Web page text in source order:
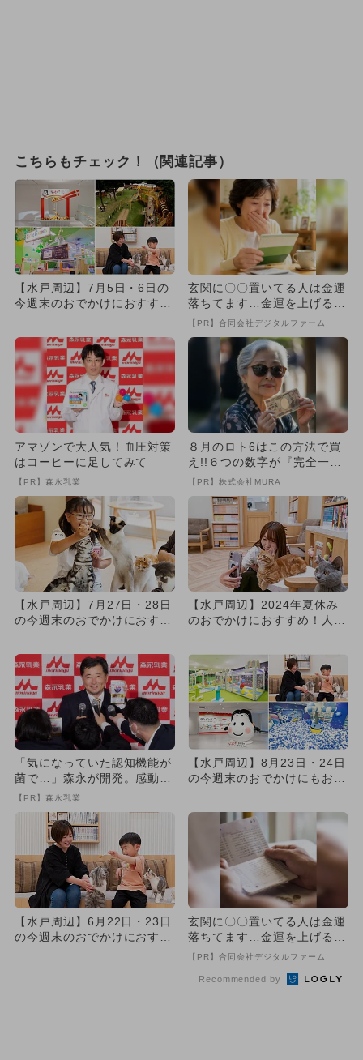
こちらもチェック！（関連記事）
【水戸周辺】7月5日・6日の
今週末のおでかけにおすす
玄関に〇〇置いてる人は金運
落ちてます…金運を上げる方
法とは
【PR】合同会社デジタルファーム
アマゾンで大人気！血圧対策
はコーヒーに足してみて
【PR】森永乳業
８月のロト6はこの方法で買
え!!６つの数字が『完全一
致』する方法
【PR】株式会社MURA
【水戸周辺】7月27日・28日
の今週末のおでかけにおすす
【水戸周辺】2024年夏休み
のおでかけにおすすめ！人気
「気になっていた認知機能が
菌で…」森永が開発。感動の
70代続出
【PR】森永乳業
【水戸周辺】8月23日・24日
の今週末のおでかけにもおす
【水戸周辺】6月22日・23日
の今週末のおでかけにおすす
玄関に〇〇置いてる人は金運
落ちてます…金運を上げる方
法とは
【PR】合同会社デジタルファーム
Recommended by